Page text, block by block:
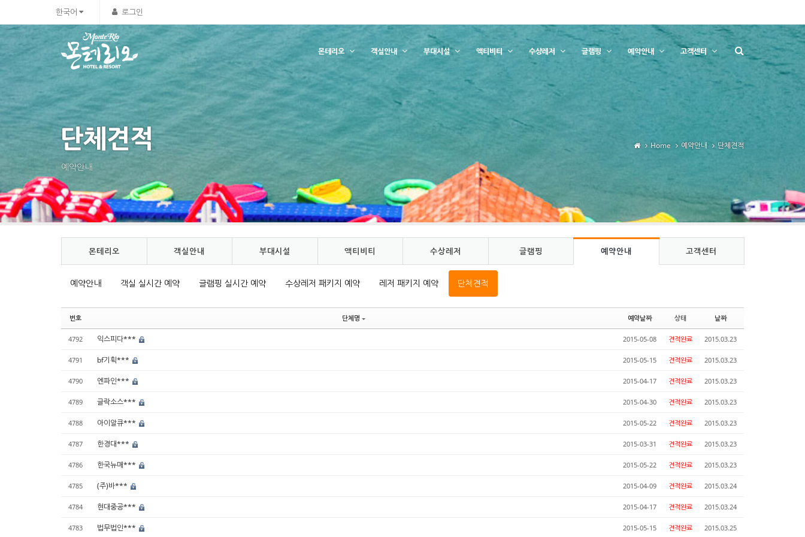
한국어 로그인
몬테리오 객실안내 부대시설 액티비티 수상레저 글램핑 예약안내 고객센터
단체견적
예약안내
Home 예약안내 단체견적
몬테리오 객실안내 부대시설 액티비티 수상레저 글램핑 예약안내 고객센터
예약안내 객실 실시간 예약 글램핑 실시간 예약 수상레저 패키지 예약 레저 패키지 예약 단체견적
번호 단체명 예약날짜 상태 날짜
4792 익스피다*** 2015-05-08 견적완료 2015.03.23
4791 bf기획*** 2015-05-15 견적완료 2015.03.23
4790 엔파인*** 2015-04-17 견적완료 2015.03.23
4789 글락소스*** 2015-04-30 견적완료 2015.03.23
4788 아이알큐*** 2015-05-22 견적완료 2015.03.23
4787 한경대*** 2015-03-31 견적완료 2015.03.23
4786 한국뉴매*** 2015-05-22 견적완료 2015.03.23
4785 (주)바*** 2015-04-09 견적완료 2015.03.24
4784 현대중공*** 2015-04-17 견적완료 2015.03.24
4783 법무법인*** 2015-05-15 견적완료 2015.03.25
Sketchbook5, 스케치북5